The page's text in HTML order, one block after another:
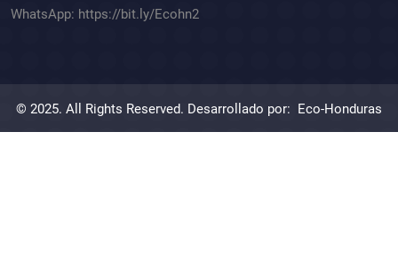
WhatsApp: https://bit.ly/Ecohn2
© 2025. All Rights Reserved. Desarrollado por: Eco-Honduras